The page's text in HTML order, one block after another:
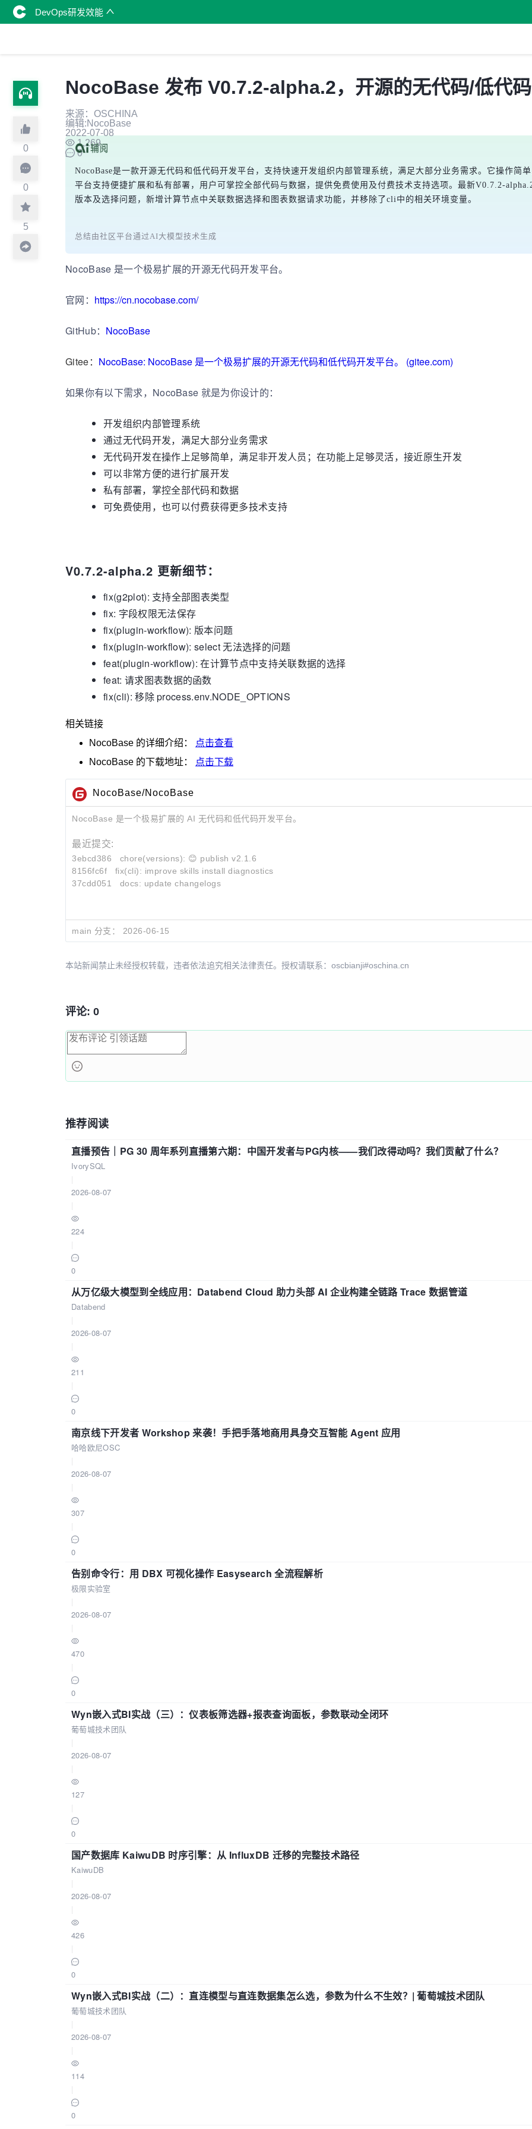
DevOps研发效能
0
0
5
NocoBase 发布 V0.7.2-alpha.2，开源的无代码/低代
来源：OSCHINA
编辑:NocoBase
2022-07-08
1,269
0
NocoBase是一款开源无代码和低代码开发平台，支持快速开发组织内部管理系统，满足大部分业务需求。它操作简
平台支持便捷扩展和私有部署，用户可掌控全部代码与数据，提供免费使用及付费技术支持选项。最新V0.7.2-
版本及选择问题，新增计算节点中关联数据选择和图表数据请求功能，并移除了cli中的相关环境变量。
总结由社区平台通过AI大模型技术生成
NocoBase 是一个极易扩展的开源无代码开发平台。
官网： https://cn.nocobase.com/
GitHub： NocoBase
Gitee： NocoBase: NocoBase 是一个极易扩展的开源无代码和低代码开发平台。 (gitee.com)
如果你有以下需求，NocoBase 就是为你设计的：
开发组织内部管理系统
通过无代码开发，满足大部分业务需求
无代码开发在操作上足够简单，满足非开发人员；在功能上足够灵活，接近原生开发
可以非常方便的进行扩展开发
私有部署，掌控全部代码和数据
可免费使用，也可以付费获得更多技术支持
V0.7.2-alpha.2 更新细节：
fix(g2plot): 支持全部图表类型
fix: 字段权限无法保存
fix(plugin-workflow): 版本问题
fix(plugin-workflow): select 无法选择的问题
feat(plugin-workflow): 在计算节点中支持关联数据的选择
feat: 请求图表数据的函数
fix(cli): 移除 process.env.NODE_OPTIONS
相关链接
NocoBase 的详细介绍：
点击查看
NocoBase 的下载地址： 点击下载
NocoBase/NocoBase
NocoBase 是一个极易扩展的 AI 无代码和低代码开发平台。
最近提交:
3ebcd386 chore(versions): 😊 publish v2.1.6
8156fc6f
fix(cli): improve skills install diagnostics
37cdd051
docs: update changelogs
main 分支： 2026-06-15
本站新闻禁止未经授权转载，违者依法追究相关法律责任。授权请联系：oscbianji#oschina.cn
评论: 0
推荐阅读
直播预告｜PG 30 周年系列直播第六期：中国开发者与PG内核——我们改得动吗？我们贡献了什么？
IvorySQL
2026-08-07
224
0
从万亿级大模型到全线应用：Databend Cloud 助力头部 AI 企业构建全链路 Trace 数据管道
Databend
2026-08-07
211
0
南京线下开发者 Workshop 来袭！手把手落地商用具身交互智能 Agent 应用
哈哈欧尼OSC
2026-08-07
307
0
告别命令行：用 DBX 可视化操作 Easysearch 全流程解析
极限实验室
2026-08-07
470
0
Wyn嵌入式BI实战（三）：仪表板筛选器+报表查询面板，参数联动全闭环
葡萄城技术团队
2026-08-07
127
0
国产数据库 KaiwuDB 时序引擎：从 InfluxDB 迁移的完整技术路径
KaiwuDB
2026-08-07
426
0
Wyn嵌入式BI实战（二）：直连模型与直连数据集怎么选，参数为什么不生效？| 葡萄城技术团队
葡萄城技术团队
2026-08-07
114
0